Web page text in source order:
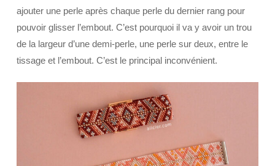
ajouter une perle après chaque perle du dernier rang pour
pouvoir glisser l’embout. C’est pourquoi il va y avoir un trou
de la largeur d’une demi-perle, une perle sur deux, entre le
tissage et l’embout. C’est le principal inconvénient.